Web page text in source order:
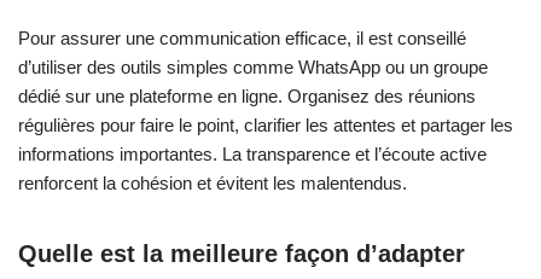
Pour assurer une communication efficace, il est conseillé
d’utiliser des outils simples comme WhatsApp ou un groupe
dédié sur une plateforme en ligne. Organisez des réunions
régulières pour faire le point, clarifier les attentes et partager les
informations importantes. La transparence et l’écoute active
renforcent la cohésion et évitent les malentendus.
Quelle est la meilleure façon d’adapter